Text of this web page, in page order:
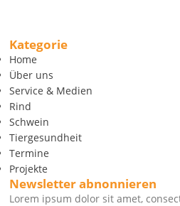
Kategorie
Home
Über uns
Service & Medien
Rind
Schwein
Tiergesundheit
Termine
Projekte
Newsletter abnonnieren
Lorem ipsum dolor sit amet,